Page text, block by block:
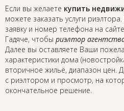
Если вы желаете купить
можете заказать услуги
заявку и номер телефона на
Гадяче, чтобы риэлтор
Далее вы оставляете Ваши
характеристики дома
вторичное жильё, диапазон цен.
с риэлтором и просмотр, на
окончательное решение.